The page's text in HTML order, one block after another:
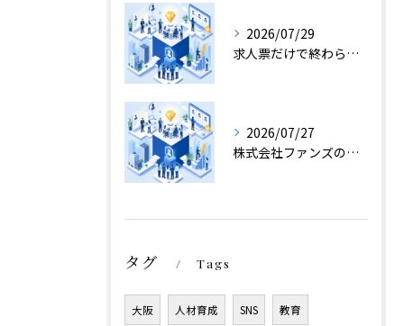
2026/07/29
求人票だけで終わらない転職エージェント面談
2026/07/27
株式会社ファンズの採用支援が現場に残す価値
タグ Tags
大阪 人材育成 SNS 教育